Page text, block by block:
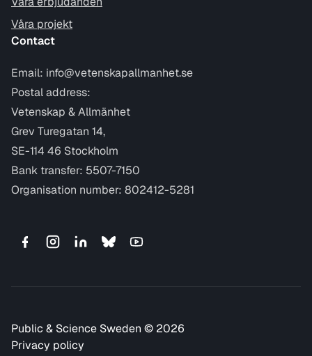
Våra projekt
Contact
Email: info@vetenskapallmanhet.se
Postal address:
Vetenskap & Allmänhet
Grev Turegatan 14,
SE-114 46 Stockholm
Bank transfer: 5507-7150
Organisation number: 802412-5281
Public & Science Sweden © 2026
Privacy policy